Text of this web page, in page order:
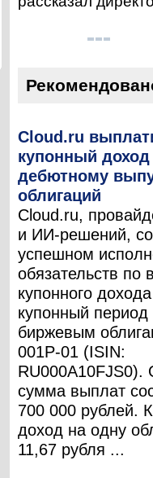
Cloud.ru
купонный
дебютному
облигаций
Cloud.ru,
и ИИ-решений,
успешном
обязательств по
купонного
купонный период
биржевым
001P-01 (ISIN:
сумма выплат
700 000 рублей.
доход на одну
11,67 рубля ...